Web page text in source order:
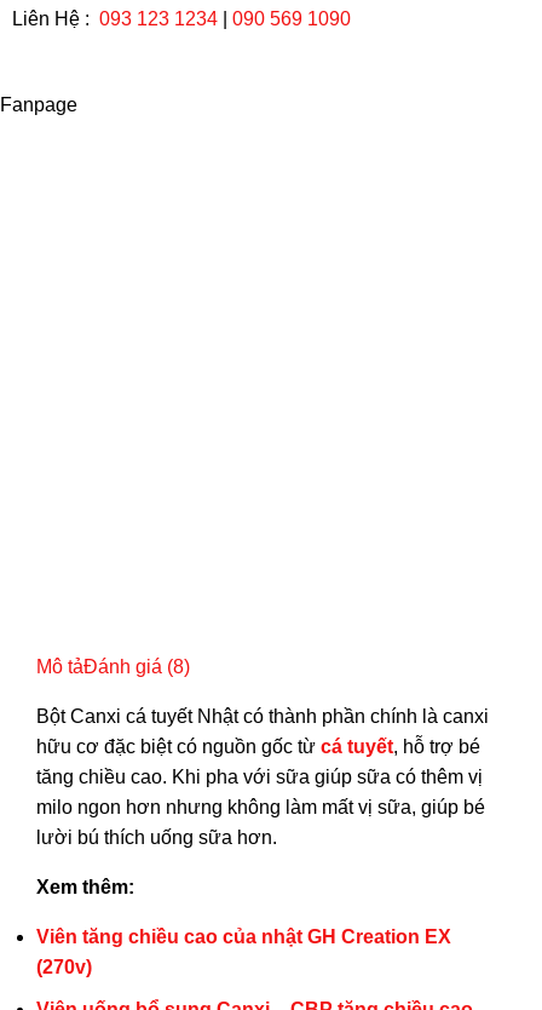
Liên Hệ : 093 123 1234 090 569 1090
Fanpage
Mô tảĐánh giá (8)
Bột Canxi cá tuyết Nhật có thành phần chính là canxi
hữu cơ đặc biệt có nguồn gốc từ cá tuyết, hỗ trợ bé
tăng chiều cao. Khi pha với sữa giúp sữa có thêm vị
milo ngon hơn nhưng không làm mất vị sữa, giúp bé
lười bú thích uống sữa hơn.
Xem thêm:
Viên tăng chiều cao của nhật GH Creation EX
(270v)